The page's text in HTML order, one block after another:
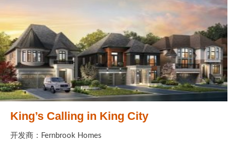
King’s Calling in King City
开发商：Fernbrook Homes